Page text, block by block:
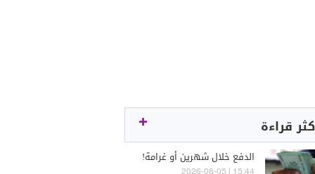
قراءة
الدفع خلال شهرين أو غرامة!
15:44 | 2026-08-05